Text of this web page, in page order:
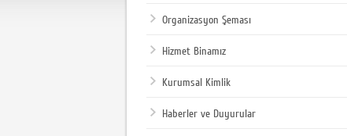
Organizasyon Şeması
Hizmet Binamız
Kurumsal Kimlik
Haberler ve Duyurular